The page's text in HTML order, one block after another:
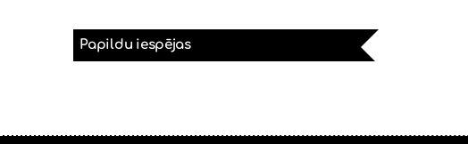
Papildu iespējas